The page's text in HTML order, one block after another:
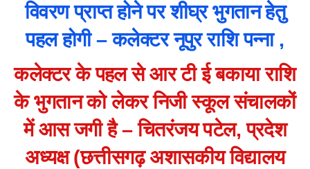
विवरण प्राप्त होने पर शीघ्र भुगतान हेतु
पहल होगी – कलेक्टर नूपुर राशि पन्ना ,
कलेक्टर के पहल से आर टी ई बकाया राशि
के भुगतान को लेकर निजी स्कूल संचालकों
में आस जगी है – चितरंजय पटेल, प्रदेश
अध्यक्ष (छत्तीसगढ़ अशासकीय विद्यालय